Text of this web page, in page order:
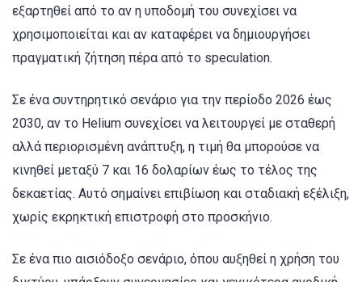
εξαρτηθεί από το αν η υποδομή του συνεχίσει να
χρησιμοποιείται και αν καταφέρει να δημιουργήσει
πραγματική ζήτηση πέρα από το speculation.
Σε ένα συντηρητικό σενάριο για την περίοδο 2026 έως
2030, αν το Helium συνεχίσει να λειτουργεί με σταθερή
αλλά περιορισμένη ανάπτυξη, η τιμή θα μπορούσε να
κινηθεί μεταξύ 7 και 16 δολαρίων έως το τέλος της
δεκαετίας. Αυτό σημαίνει επιβίωση και σταδιακή εξέλιξη,
χωρίς εκρηκτική επιστροφή στο προσκήνιο.
Σε ένα πιο αισιόδοξο σενάριο, όπου αυξηθεί η χρήση του